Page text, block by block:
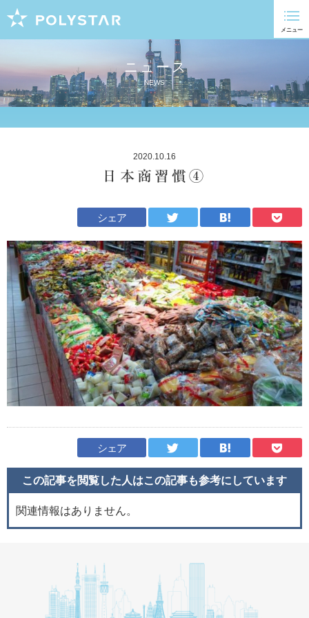
ニュース
NEWS
2020.10.16
日本商習慣④
シェア
シェア
この記事を閲覧した人はこの記事も参考にしています
関連情報はありません。